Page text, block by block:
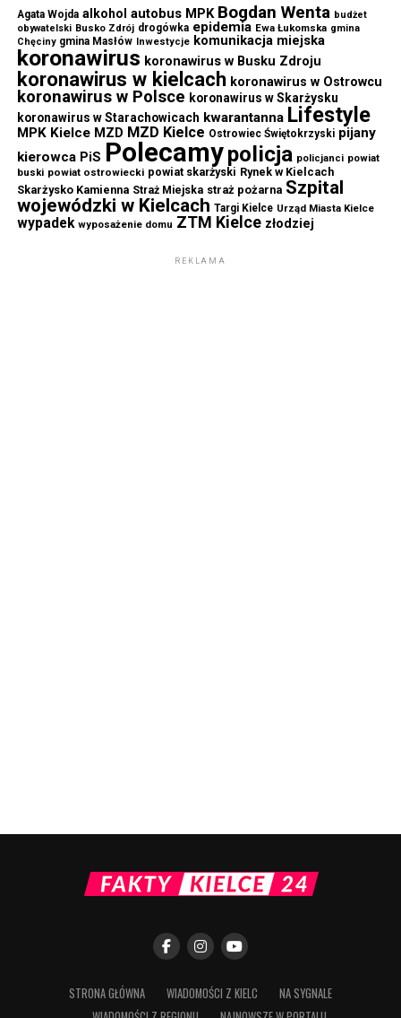
Agata Wojda alkohol autobus MPK Bogdan Wenta budżet
obywatelski Busko Zdrój drogówka epidemia Ewa Łukomska gmina
Chęciny gmina Masłów Inwestycje komunikacja miejska
koronawirus koronawirus w Busku Zdroju
koronawirus w kielcach koronawirus w Ostrowcu
koronawirus w Polsce koronawirus w Skarżysku
koronawirus w Starachowicach kwarantanna Lifestyle
MPK Kielce MZD MZD Kielce Ostrowiec Świętokrzyski pijany
kierowca PiS Polecamypolicja policjanci powiat
buski powiat ostrowiecki powiat skarżyski Rynek w Kielcach
Skarżysko Kamienna Straż Miejska straż pożarna Szpital
wojewódzki w Kielcach Targi Kielce Urząd Miasta Kielce
wypadek wyposażenie domu ZTM Kielce złodziej
REKLAMA
STRONA GŁÓWNA WIADOMOŚCI Z KIELC
NA SYGNALE